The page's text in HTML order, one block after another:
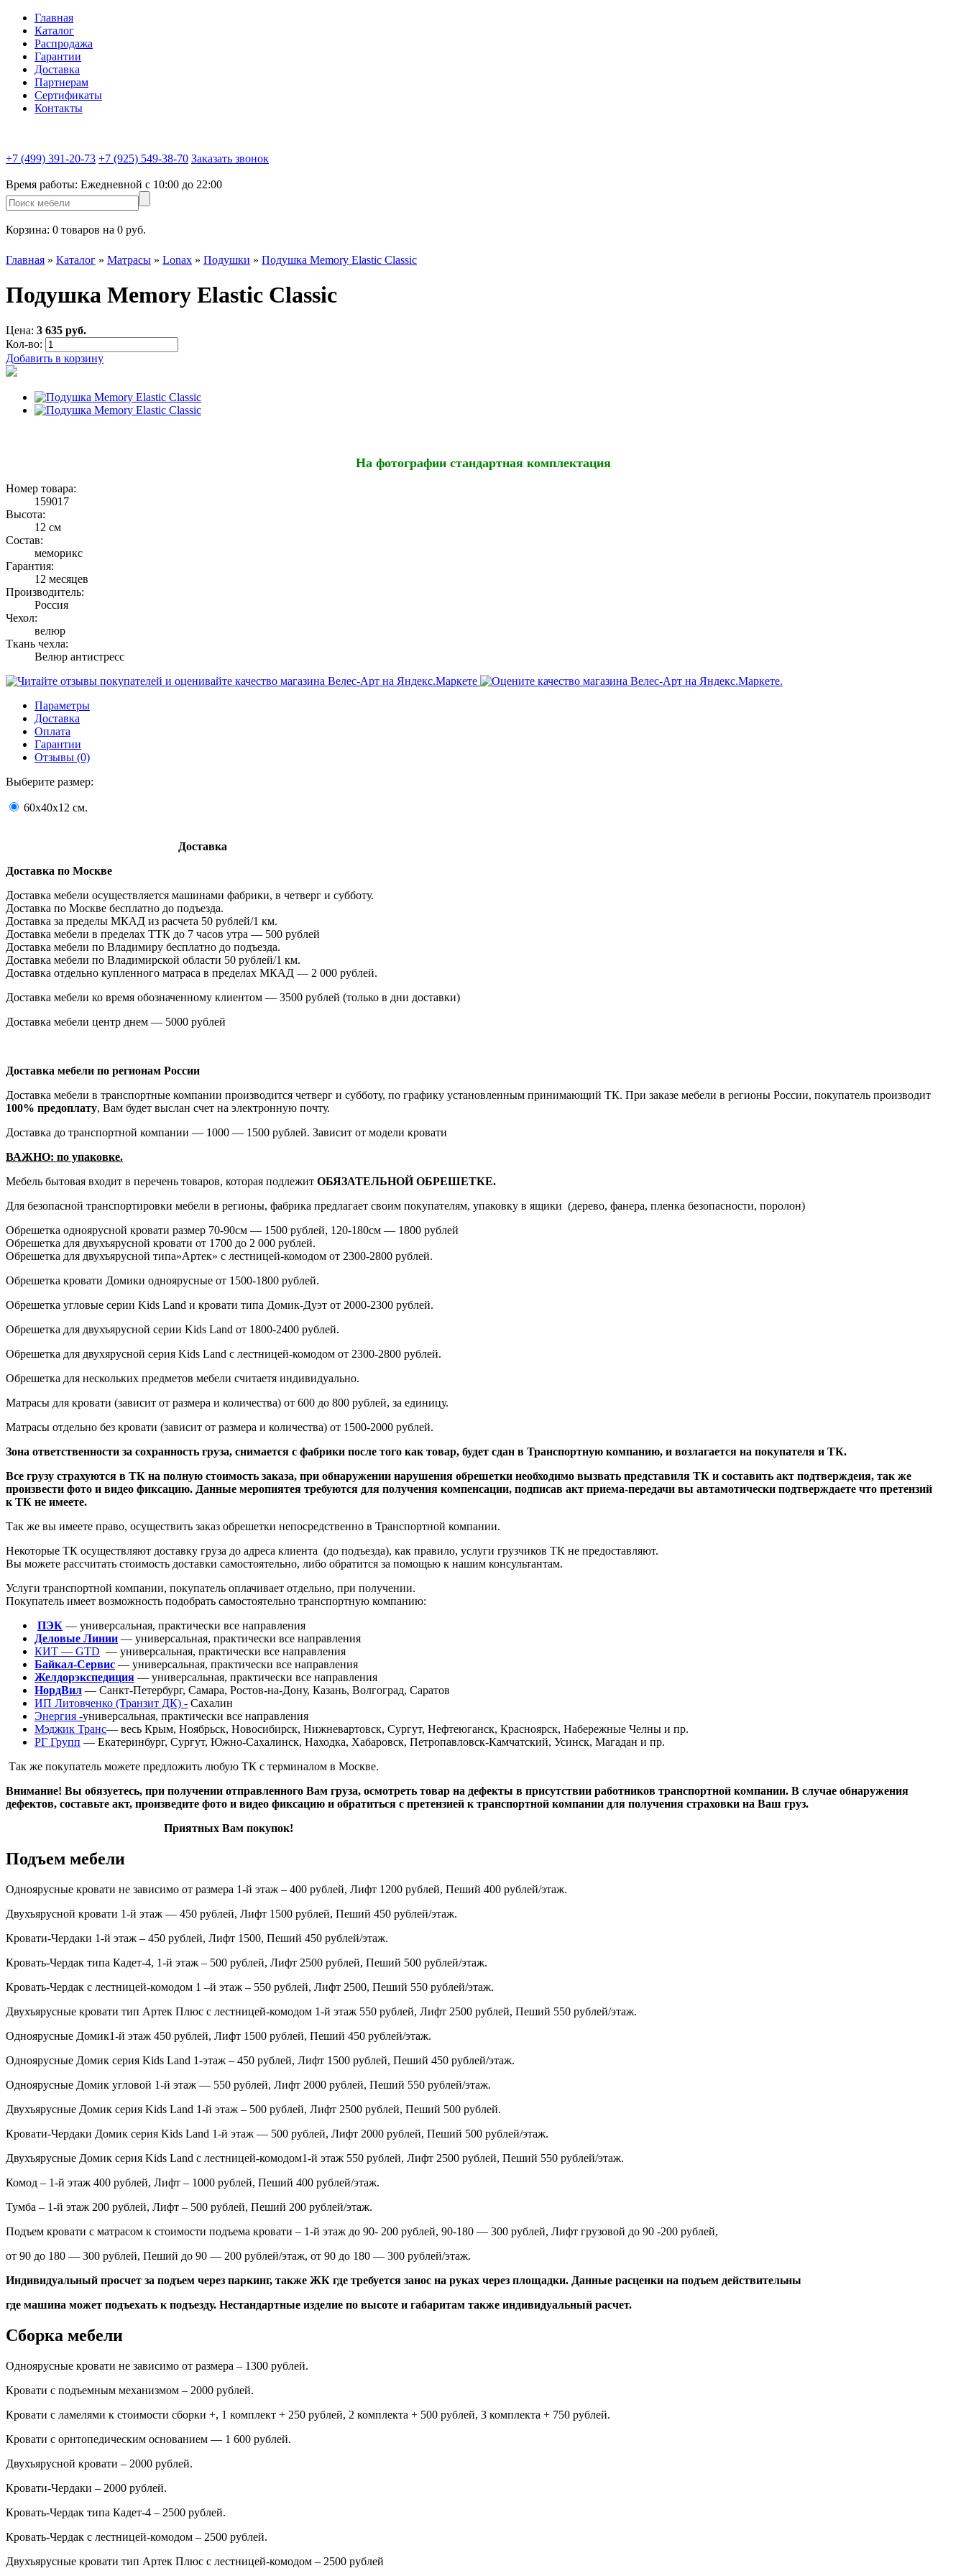
Главная
Каталог
Распродажа
Гарантии
Доставка
Партнерам
Сертификаты
Контакты
+7 (499) 391-20-73 +7 (925) 549-38-70 Заказать звонок
Время работы: Ежедневной c 10:00 до 22:00
Корзина: 0 товаров на 0 руб.
Главная » Каталог » Матрасы » Lonax » Подушки » Подушка Memory Elastic Classic
Подушка Memory Elastic Classic
Цена: 3 635 руб.
Кол-во:
Добавить в корзину
На фотографии стандартная комплектация
Номер товара:
159017
Высота:
12 см
Состав:
меморикс
Гарантия:
12 месяцев
Производитель:
Россия
Чехол:
велюр
Ткань чехла:
Велюр антистресс
Параметры
Доставка
Оплата
Гарантии
Отзывы (0)
Выберите размер:
60х40х12 см.
Доставка
Доставка по Москве
Доставка мебели осуществляется машинами фабрики, в четверг и субботу.
Доставка по Москве бесплатно до подъезда.
Доставка за пределы МКАД из расчета 50 рублей/1 км.
Доставка мебели в пределах ТТК до 7 часов утра — 500 рублей
Доставка мебели по Владимиру бесплатно до подъезда.
Доставка мебели по Владимирской области 50 рублей/1 км.
Доставка отдельно купленного матраса в пределах МКАД — 2 000 рублей.
Доставка мебели ко время обозначенному клиентом — 3500 рублей (только в дни доставки)
Доставка мебели центр днем — 5000 рублей
Доставка мебели по регионам России
Доставка мебели в транспортные компании производится четверг и субботу, по графику установленным принимающий ТК. При заказе мебели в регионы России, покупатель производит
100% предоплату, Вам будет выслан счет на электронную почту.
Доставка до транспортной компании — 1000 — 1500 рублей. Зависит от модели кровати
ВАЖНО: по упаковке.
Мебель бытовая входит в перечень товаров, которая подлежит ОБЯЗАТЕЛЬНОЙ ОБРЕШЕТКЕ.
Для безопасной транспортировки мебели в регионы, фабрика предлагает своим покупателям, упаковку в ящики (дерево, фанера, пленка безопасности, поролон)
Обрешетка одноярусной кровати размер 70-90см — 1500 рублей, 120-180см — 1800 рублей
Обрешетка для двухъярусной кровати от 1700 до 2 000 рублей.
Обрешетка для двухъярусной типа»Артек» с лестницей-комодом от 2300-2800 рублей.
Обрешетка кровати Домики одноярусные от 1500-1800 рублей.
Обрешетка угловые серии Kids Land и кровати типа Домик-Дуэт от 2000-2300 рублей.
Обрешетка для двухъярусной серии Kids Land от 1800-2400 рублей.
Обрешетка для двухярусной серия Kids Land с лестницей-комодом от 2300-2800 рублей.
Обрешетка для нескольких предметов мебели считаетя индивидуально.
Матрасы для кровати (зависит от размера и количества) от 600 до 800 рублей, за единицу.
Матрасы отдельно без кровати (зависит от размера и количества) от 1500-2000 рублей.
Зона ответственности за сохранность груза, снимается с фабрики после того как товар, будет сдан в Транспортную компанию, и возлагается на покупателя и ТК.
Все грузу страхуются в ТК на полную стоимость заказа, при обнаружении нарушения обрешетки необходимо вызвать представиля ТК и составить акт подтверждеия, так же
произвести фото и видео фиксацию. Данные меропиятея требуются для получения компенсации, подписав акт приема-передачи вы автамотически подтверждаете что претензий
к ТК не имеете.
Так же вы имеете право, осуществить заказ обрешетки непосредственно в Транспортной компании.
Некоторые ТК осуществляют доставку груза до адреса клиента (до подъезда), как правило, услуги грузчиков ТК не предоставляют.
Вы можете рассчитать стоимость доставки самостоятельно, либо обратится за помощью к нашим консультантам.
Услуги транспортной компании, покупатель оплачивает отдельно, при получении.
Покупатель имеет возможность подобрать самостоятельно транспортную компанию:
ПЭК — универсальная, практически все направления
Деловые Линии — универсальная, практически все направления
КИТ — GTD — универсальная, практически все направления
Байкал-Сервис — универсальная, практически все направления
Желдорэкспедиция — универсальная, практически все направления
НордВил — Санкт-Петербург, Самара, Ростов-на-Дону, Казань, Волгоград, Саратов
ИП Литовченко (Транзит ДК) - Сахалин
Энергия -универсальная, практически все направления
Мэджик Транс— весь Крым, Ноябрьск, Новосибирск, Нижневартовск, Сургут, Нефтеюганск, Красноярск, Набережные Челны и пр.
РГ Групп — Екатеринбург, Сургут, Южно-Сахалинск, Находка, Хабаровск, Петропавловск-Камчатский, Усинск, Магадан и пр.
Так же покупатель можете предложить любую ТК с терминалом в Москве.
Внимание! Вы обязуетесь, при получении отправленного Вам груза, осмотреть товар на дефекты в присутствии работников транспортной компании. В случае обнаружения
дефектов, составьте акт, произведите фото и видео фиксацию и обратиться с претензией к транспортной компании для получения страховки на Ваш груз.
Приятных Вам покупок!
Подъем мебели
Одноярусные кровати не зависимо от размера 1-й этаж – 400 рублей, Лифт 1200 рублей, Пеший 400 рублей/этаж.
Двухъярусной кровати 1-й этаж — 450 рублей, Лифт 1500 рублей, Пеший 450 рублей/этаж.
Кровати-Чердаки 1-й этаж – 450 рублей, Лифт 1500, Пеший 450 рублей/этаж.
Кровать-Чердак типа Кадет-4, 1-й этаж – 500 рублей, Лифт 2500 рублей, Пеший 500 рублей/этаж.
Кровать-Чердак с лестницей-комодом 1 –й этаж – 550 рублей, Лифт 2500, Пеший 550 рублей/этаж.
Двухъярусные кровати тип Артек Плюс с лестницей-комодом 1-й этаж 550 рублей, Лифт 2500 рублей, Пеший 550 рублей/этаж.
Одноярусные Домик1-й этаж 450 рублей, Лифт 1500 рублей, Пеший 450 рублей/этаж.
Одноярусные Домик серия Kids Land 1-этаж – 450 рублей, Лифт 1500 рублей, Пеший 450 рублей/этаж.
Одноярусные Домик угловой 1-й этаж — 550 рублей, Лифт 2000 рублей, Пеший 550 рублей/этаж.
Двухъярусные Домик серия Kids Land 1-й этаж – 500 рублей, Лифт 2500 рублей, Пеший 500 рублей.
Кровати-Чердаки Домик серия Kids Land 1-й этаж — 500 рублей, Лифт 2000 рублей, Пеший 500 рублей/этаж.
Двухъярусные Домик серия Kids Land с лестницей-комодом1-й этаж 550 рублей, Лифт 2500 рублей, Пеший 550 рублей/этаж.
Комод – 1-й этаж 400 рублей, Лифт – 1000 рублей, Пеший 400 рублей/этаж.
Тумба – 1-й этаж 200 рублей, Лифт – 500 рублей, Пеший 200 рублей/этаж.
Подъем кровати с матрасом к стоимости подъема кровати – 1-й этаж до 90- 200 рублей, 90-180 — 300 рублей, Лифт грузовой до 90 -200 рублей,
от 90 до 180 — 300 рублей, Пеший до 90 — 200 рублей/этаж, от 90 до 180 — 300 рублей/этаж.
Индивидуальный просчет за подъем через паркинг, также ЖК где требуется занос на руках через площадки. Данные расценки на подъем действительны
где машина может подъехать к подъезду. Нестандартные изделие по высоте и габаритам также индивидуальный расчет.
Сборка мебели
Одноярусные кровати не зависимо от размера – 1300 рублей.
Кровати с подъемным механизмом – 2000 рублей.
Кровати с ламелями к стоимости сборки +, 1 комплект + 250 рублей, 2 комплекта + 500 рублей, 3 комплекта + 750 рублей.
Кровати с орнтопедическим основанием — 1 600 рублей.
Двухъярусной кровати – 2000 рублей.
Кровати-Чердаки – 2000 рублей.
Кровать-Чердак типа Кадет-4 – 2500 рублей.
Кровать-Чердак с лестницей-комодом – 2500 рублей.
Двухъярусные кровати тип Артек Плюс с лестницей-комодом – 2500 рублей